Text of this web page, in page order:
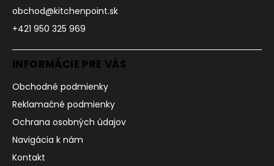
obchod@kitchenpoint.sk
+421 950 325 969
INFORMÁCIE PRE VÁS
Obchodné podmienky
Reklamačné podmienky
Ochrana osobných údajov
Navigácia k nám
Kontakt